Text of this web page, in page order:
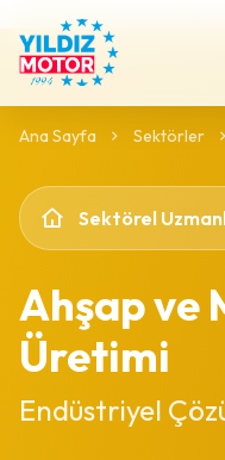
Ana Sayfa Sektörler
Sektörel
Ahşap ve
Üretimi
Endüstriyel